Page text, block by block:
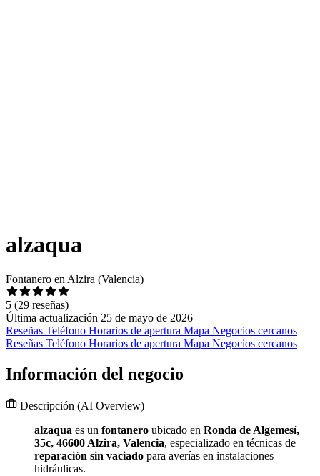
alzaqua
Fontanero en Alzira (Valencia)
5 (29 reseñas)
Última actualización 25 de mayo de 2026
Reseñas Teléfono Horarios de apertura Mapa Negocios cercanos
Reseñas Teléfono Horarios de apertura Mapa Negocios cercanos
Información del negocio
Descripción (AI Overview)
alzaqua es un fontanero ubicado en Ronda de Algemesí,
35c, 46600 Alzira, Valencia, especializado en técnicas de
reparación sin vaciado para averías en instalaciones
hidráulicas.